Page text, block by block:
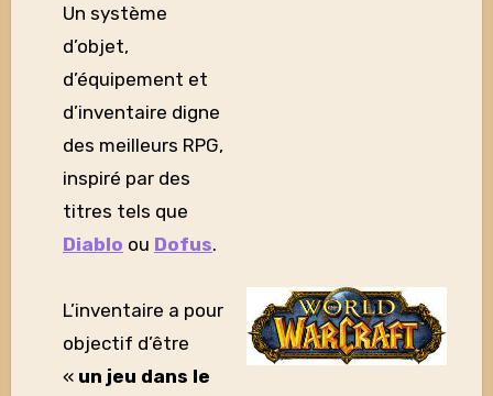
Un système
d’objet,
d’équipement et
d’inventaire digne
des meilleurs RPG,
inspiré par des
titres tels que
Diablo ou Dofus.
L’inventaire a pour
objectif d’être
« un jeu dans le